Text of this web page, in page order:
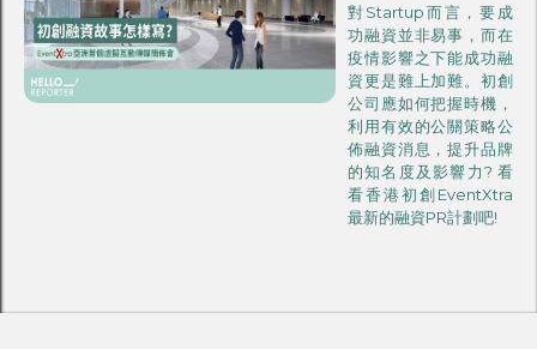
對Startup而言，要成
功融資並非易事，而在
疫情影響之下能成功融
資更是難上加難。初創
公司應如何把握時機，
利用有效的公關策略公
佈融資消息，提升品牌
的知名度及影響力? 看
看香港初創EventXtra
最新的融資PR計劃吧!